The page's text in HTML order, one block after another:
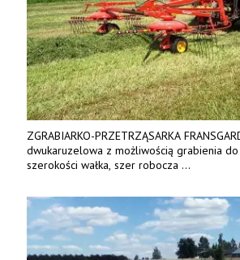
ZGRABIARKO-PRZETRZĄSARKA
dwukaruzelowa z możliwością grabienia
szerokości wałka, szer robocza
Tel. 606 211 056, 507 158 699.